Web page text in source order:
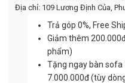
Địa chỉ: 109 Lương Định Của,
Trả góp 0%, Free
Giảm thêm
phẩm)
Tặng ngay bàn sofa
7.000.000đ (tùy